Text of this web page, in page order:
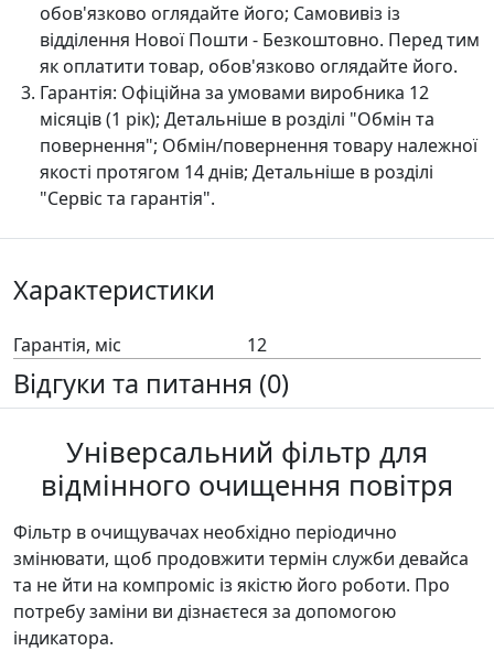
обов'язково оглядайте його; Самовивіз із
відділення Нової Пошти - Безкоштовно. Перед тим
як оплатити товар, обов'язково оглядайте його.
Гарантія: Офіційна за умовами виробника 12
місяців (1 рік); Детальніше в розділі "Oбмін та
повернення"; Обмін/повернення товару належної
якості протягом 14 днів; Детальніше в розділі
"Сервіс та гарантія".
Характеристики
Гарантія, міс 12
Відгуки та питання (0)
Універсальний фільтр для
відмінного очищення повітря
Фільтр в очищувачах необхідно періодично
змінювати, щоб продовжити термін служби девайса
та не йти на компроміс із якістю його роботи. Про
потребу заміни ви дізнаєтеся за допомогою
індикатора.